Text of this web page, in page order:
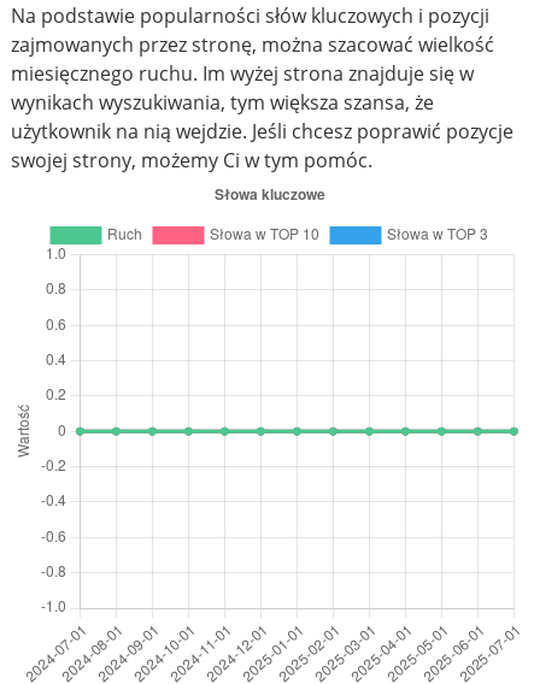
Na podstawie popularności słów kluczowych i pozycji
zajmowanych przez stronę, można szacować wielkość
miesięcznego ruchu. Im wyżej strona znajduje się w
wynikach wyszukiwania, tym większa szansa, że
użytkownik na nią wejdzie. Jeśli chcesz poprawić pozycje
swojej strony, możemy Ci w tym pomóc.